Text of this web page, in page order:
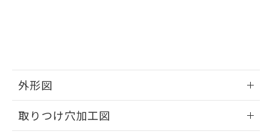
外形図
取りつけ穴加工図
欄に対応日を記載しておりました。
既に当社にて対応品への在庫切替を完了
していることから、特段のことがない限
り、2022年1月12日より割愛しておりま
す。